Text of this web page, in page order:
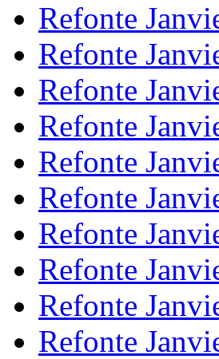
Refonte
Refonte
Refonte
Refonte
Refonte
Refonte
Refonte
Refonte
Refonte
Refonte